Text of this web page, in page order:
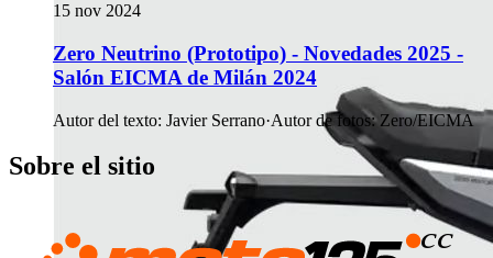
15 nov 2024
Zero Neutrino (Prototipo) - Novedades 2025 -
Salón EICMA de Milán 2024
Autor del texto: Javier Serrano·Autor de fotos: Zero/EICMA
Sobre el sitio